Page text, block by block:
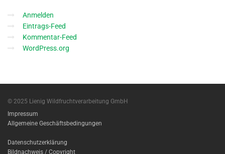
Anmelden
Eintrags-Feed
Kommentar-Feed
WordPress.org
© 2025 Lienig Wildfruchtverarbeitung GmbH
Impressum
Allgemeine Geschäftsbedingungen
Datenschutzerklärung
Bildnachweis / Copyright